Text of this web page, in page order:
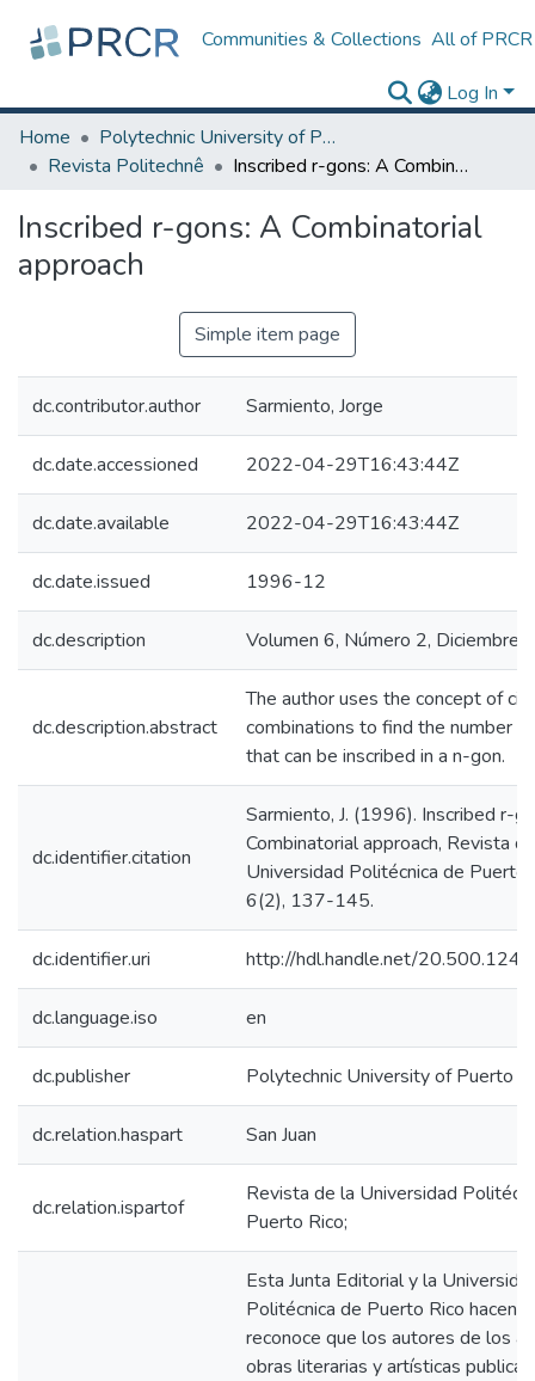
Communities & Collections All of PRCR
Log In
Home
Polytechnic University of Puerto Rico
Revista Politechnê
Inscribed r-gons: A Combinatorial approach
Inscribed r-gons: A Combinatorial
approach
Simple item page
dc.contributor.author Sarmiento, Jorge
dc.date.accessioned 2022-04-29T16:43:44Z
dc.date.available 2022-04-29T16:43:44Z
dc.date.issued 1996-12
dc.description Volumen 6, Número 2, Diciembre
dc.description.abstract
The author uses the concept of
combinations to find the number
that can be inscribed in a n-gon.
dc.identifier.citation
Sarmiento, J. (1996). Inscribed r-
Combinatorial approach, Revista
Universidad Politécnica de Puerto
6(2), 137-145.
dc.identifier.uri http://hdl.handle.net/
dc.language.iso en
dc.publisher Polytechnic University of Puerto
dc.relation.haspart San Juan
dc.relation.ispartof
Revista de la Universidad
Puerto Rico;
Esta Junta Editorial y la
Politécnica de Puerto Rico hacen
reconoce que los autores de los
obras literarias y artísticas